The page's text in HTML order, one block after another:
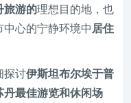
旅游的理想目的地，也
心的宁静环境中居住
探讨伊斯坦布尔埃于普
丹最佳游览和休闲场